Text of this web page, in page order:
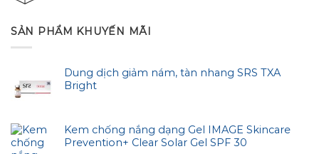
SẢN PHẨM KHUYẾN MÃI
Dung dịch giảm nám, tàn nhang SRS TXA
Bright
Kem chống nắng dạng Gel IMAGE Skincare
Prevention+ Clear Solar Gel SPF 30